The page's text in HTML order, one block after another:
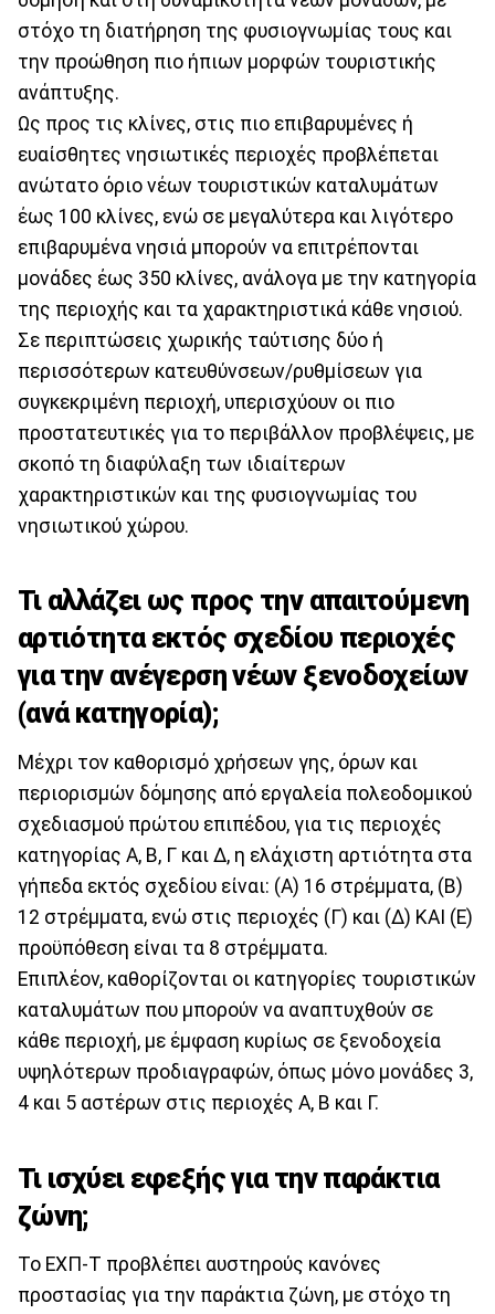
στόχο τη διατήρηση της φυσιογνωμίας τους και
την προώθηση πιο ήπιων μορφών τουριστικής
ανάπτυξης.
Ως προς τις κλίνες, στις πιο επιβαρυμένες ή
ευαίσθητες νησιωτικές περιοχές προβλέπεται
ανώτατο όριο νέων τουριστικών καταλυμάτων
έως 100 κλίνες, ενώ σε μεγαλύτερα και λιγότερο
επιβαρυμένα νησιά μπορούν να επιτρέπονται
μονάδες έως 350 κλίνες, ανάλογα με την κατηγορία
της περιοχής και τα χαρακτηριστικά κάθε νησιού.
Σε περιπτώσεις χωρικής ταύτισης δύο ή
περισσότερων κατευθύνσεων/ρυθμίσεων για
συγκεκριμένη περιοχή, υπερισχύουν οι πιο
προστατευτικές για το περιβάλλον προβλέψεις, με
σκοπό τη διαφύλαξη των ιδιαίτερων
χαρακτηριστικών και της φυσιογνωμίας του
νησιωτικού χώρου.
Τι αλλάζει ως προς την απαιτούμενη
αρτιότητα εκτός σχεδίου περιοχές
για την ανέγερση νέων ξενοδοχείων
(ανά κατηγορία);
Μέχρι τον καθορισμό χρήσεων γης, όρων και
περιορισμών δόμησης από εργαλεία πολεοδομικού
σχεδιασμού πρώτου επιπέδου, για τις περιοχές
κατηγορίας Α, Β, Γ και Δ, η ελάχιστη αρτιότητα στα
γήπεδα εκτός σχεδίου είναι: (Α) 16 στρέμματα, (Β)
12 στρέμματα, ενώ στις περιοχές (Γ) και (Δ) ΚΑΙ (Ε)
προϋπόθεση είναι τα 8 στρέμματα.
Επιπλέον, καθορίζονται οι κατηγορίες τουριστικών
καταλυμάτων που μπορούν να αναπτυχθούν σε
κάθε περιοχή, με έμφαση κυρίως σε ξενοδοχεία
υψηλότερων προδιαγραφών, όπως μόνο μονάδες 3,
4 και 5 αστέρων στις περιοχές Α, Β και Γ.
Τι ισχύει εφεξής για την παράκτια
ζώνη;
Το ΕΧΠ-Τ προβλέπει αυστηρούς κανόνες
προστασίας για την παράκτια ζώνη, με στόχο τη